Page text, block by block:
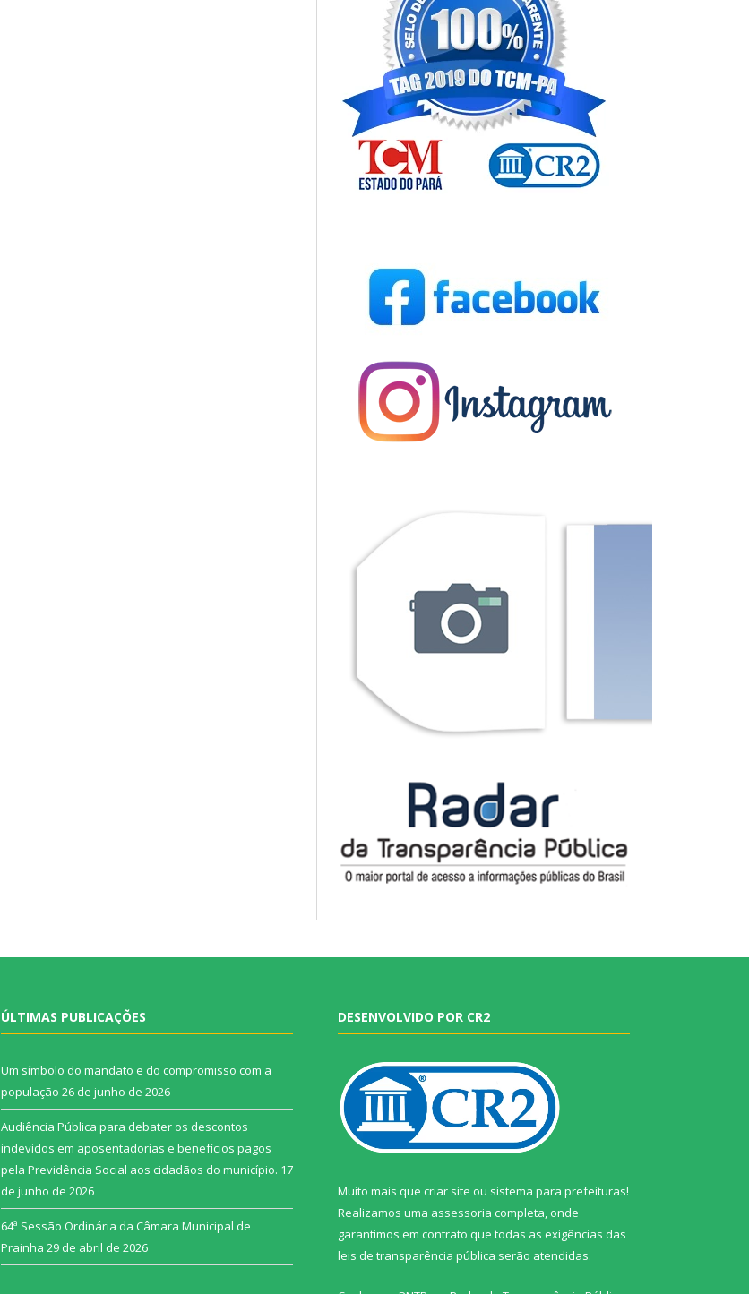
ÚLTIMAS PUBLICAÇÕES
Um símbolo do mandato e do compromisso com a
população 26 de junho de 2026
Audiência Pública para debater os descontos
indevidos em aposentadorias e benefícios pagos
pela Previdência Social aos cidadãos do município. 17
de junho de 2026
64ª Sessão Ordinária da Câmara Municipal de
Prainha 29 de abril de 2026
DESENVOLVIDO POR CR2
Muito mais que criar site ou sistema para prefeituras!
Realizamos uma assessoria completa, onde
garantimos em contrato que todas as exigências das
leis de transparência pública serão atendidas.